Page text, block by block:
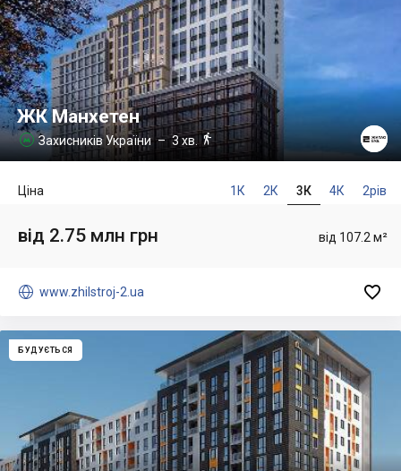
ЖК Манхетен
 Захисників України– 3 хв. 
1К 2К 3К 4К 2рів
Ціна
від 107.2 м²
від 2.75 млн грн
 www.zhilstroj-2.ua 
БУДУЄТЬСЯ